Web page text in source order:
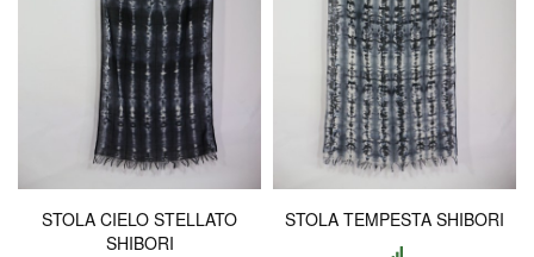
STOLA CIELO STELLATO
SHIBORI
STOLA TEMPESTA SHIBORI